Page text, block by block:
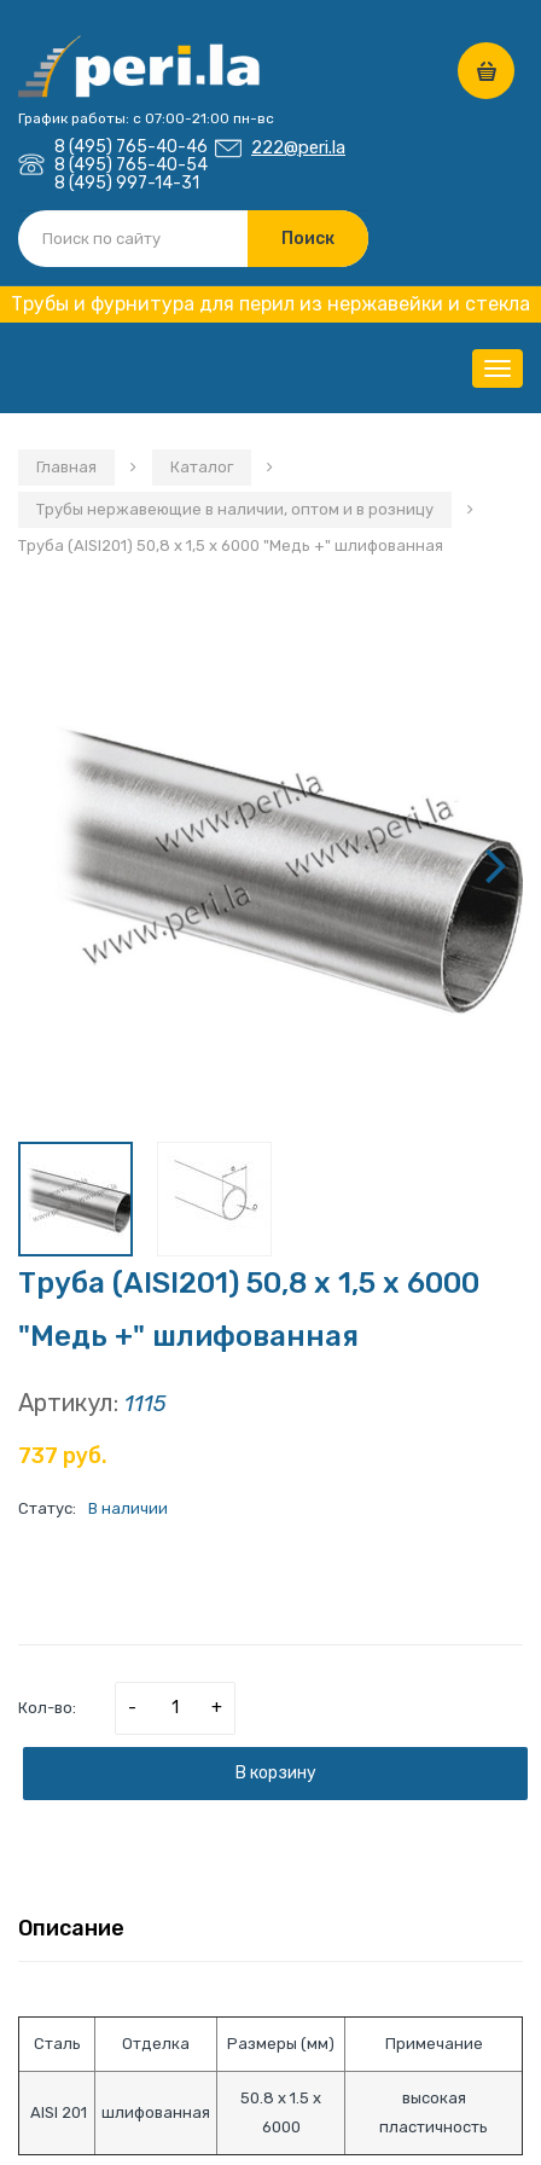
График работы: с 07:00-21:00 пн-вс
8 (495) 765-40-46
8 (495) 765-40-54
8 (495) 997-14-31
222@peri.la
Трубы и фурнитура для перил из нержавейки и стекла
Главная Каталог
Трубы нержавеющие в наличии, оптом и в розницу
Труба (AISI201) 50,8 х 1,5 х 6000 "Медь +" шлифованная
Труба (AISI201) 50,8 х 1,5 х 6000
"Медь +" шлифованная
Артикул: 1115
737 руб.
Статус: В наличии
Кол-во: - +
В корзину
Описание
Сталь Отделка Размеры (мм) Примечание
AISI 201 шлифованная
50.8 х 1.5 х
6000
высокая
пластичность